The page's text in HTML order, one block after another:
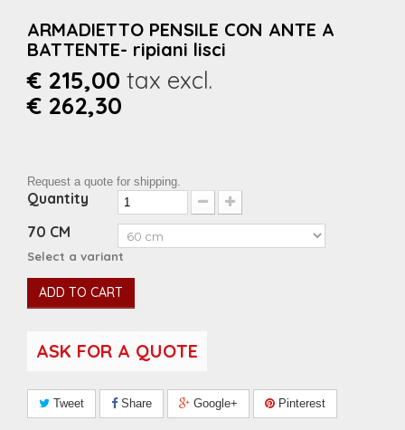
ARMADIETTO PENSILE CON ANTE A
BATTENTE- ripiani lisci
€ 215,00 tax excl.
€ 262,30
Request a quote for shipping.
Quantity
70 CM
Select a variant
ADD TO CART
ASK FOR A QUOTE
Tweet Share Google+ Pinterest